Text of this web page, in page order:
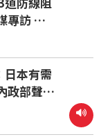
日本有需